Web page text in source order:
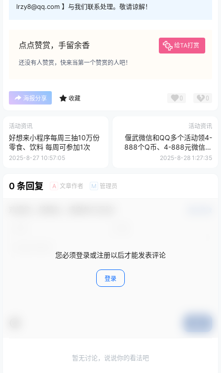
lrzy8@qq.com 】与我们联系处理。敬请谅解！
点点赞赏，手留余香 给TA打赏
还没有人赞赏，快来当第一个赞赏的人吧！
海报分享 收藏 0 0
活动资讯
好想来小程序每周三抽10万份
零食、饮料 每周可参加1次
2025-8-27 10:57:05
活动资讯
偃武微信和QQ多个活动领4-
888个Q币、4-888元微信红
包
2025-8-28 1:27:35
0 条回复 A 文章作者 M 管理员
您必须登录或注册以后才能发表评论
登录
暂无讨论，说说你的看法吧